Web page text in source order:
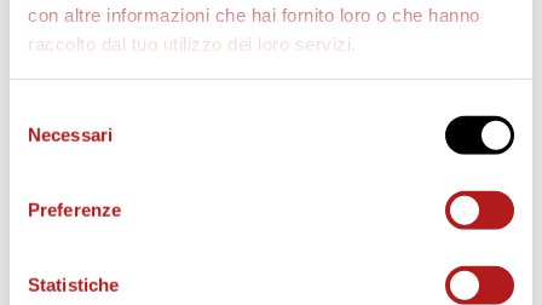
con altre informazioni che hai fornito loro o che hanno
raccolto dal tuo utilizzo dei loro servizi.
delNecessari
Preferenze
Statistiche